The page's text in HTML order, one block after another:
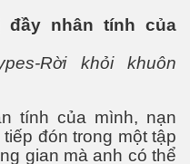
đầy nhân tính của
Rời khỏi khuôn
tính của mình, nạn
đón trong một tập
gian mà anh có thể